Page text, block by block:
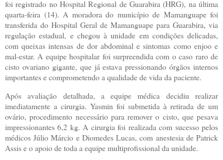
foi registrado no Hospital Regional de Guarabira (HRG), na última
quarta-feira (14). A moradora do município de Mamanguape foi
transferida do Hospital Geral de Mamanguape para Guarabira, via
regulação estadual, e chegou à unidade em condições delicadas,
com queixas intensas de dor abdominal e sintomas como enjoo e
mal-estar. A equipe hospitalar foi surpreendida com o caso raro de
cisto ovariano gigante, que já estava pressionando órgãos internos
importantes e comprometendo a qualidade de vida da paciente.
Após avaliação detalhada, a equipe médica decidiu realizar
imediatamente a cirurgia. Yasmin foi submetida à retirada de um
ovário, procedimento necessário para remover o cisto, que pesava
impressionantes 6,2 kg. A cirurgia foi realizada com sucesso pelos
médicos Júlio Márcio e Diomedes Lucas, com anestesia de Patrick
Assis e o apoio de toda a equipe multiprofissional da unidade.